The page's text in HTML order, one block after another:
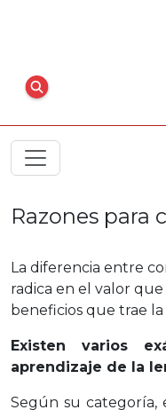
Razones para
La diferencia entre
radica en el valor
beneficios que trae
Existen varios
aprendizaje de la
Según su categoría,